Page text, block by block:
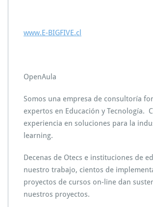
www.E-BIGFIVE.cl
OpenAula
Somos una empresa de consultoría
expertos en Educación y Tecnología.
experiencia en soluciones para la
learning.
Decenas de Otecs e instituciones de
nuestro trabajo, cientos de
proyectos de cursos on-line dan
nuestros proyectos.